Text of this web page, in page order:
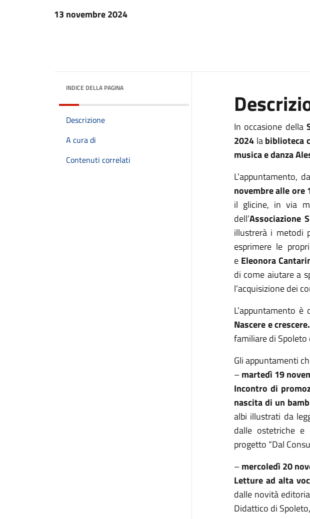
13 novembre 2024
INDICE DELLA PAGINA
Descrizione
A cura di
Contenuti correlati
In occasione della
2024labiblioteca
musica e danza
L’appuntamento,
novembre alle ore
il glicine, in via
dell’Associazione
illustrerà i metodi
esprimere le
e Eleonora
di come aiutare a
l’acquisizione dei
L’appuntamento
Nascere e
familiare di
Gli appuntamenti
–martedì 19
Incontro di
nascita di un
albi illustrati da
dalle ostetriche e
progetto “Dal
–mercoledì 20
Letture ad alta
dalle novità
Didattico di